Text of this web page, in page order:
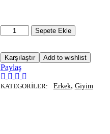
Sepete Ekle
Karşılaştır Add to wishlist
Paylaş
KATEGORILER: Erkek, Giyim